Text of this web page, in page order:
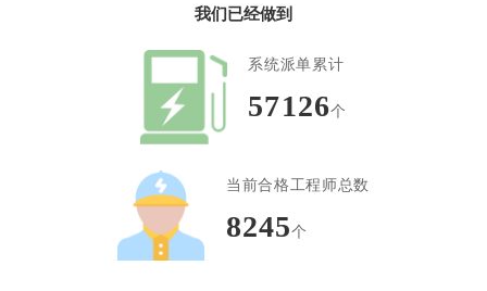
我们已经做到
系统派单累计
171378个
当前合格工程师总数
24736